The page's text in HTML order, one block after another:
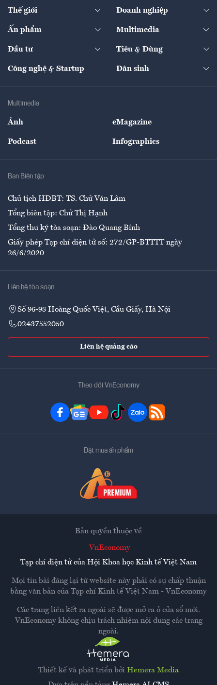
Bảo hiểm
Khung pháp lý
Start-up
Quản trị số
Chính sách
Tư vấn
Thị trường
Nông sản
Thế giới
Kinh tế
Doanh nghiệp
Ấn phẩm
The Guide
Multimedia
Đầu tư Tiêu & Dùng
Giải trí
Công nghệ & Startup Dân sinh
Multimedia
Ảnh eMagazine
Podcast Infographics
Ban Biên tập
Chủ tịch HĐBT: TS. Chử Văn Lâm
Tổng biên tập: Chử Thị Hạnh
Tổng thư ký tòa soạn: Đào Quang Bính
Giấy phép Tạp chí điện tử số: 272/GP-BTTTT ngày
26/6/2020
Liên hệ tòa soạn
Số 96-98 Hoàng Quốc Việt, Cầu Giấy, Hà Nội
02437552050
Liên hệ quảng cáo
Theo dõi VnEconomy
Đặt mua ấn phẩm
Thiết kế và phát triển bởi Hemera Media
Bản quyền thuộc về
VnEconomy
Tạp chí điện tử của Hội Khoa học Kinh tế Việt Nam
Mọi tin bài đăng lại từ website này phải có sự chấp thuận
bằng văn bản của Tạp chí Kinh tế Việt Nam - VnEconomy
Các trang liên kết ra ngoài sẽ được mở ra ở cửa sổ mới.
VnEconomy không chịu trách nhiệm nội dung các trang
ngoài.